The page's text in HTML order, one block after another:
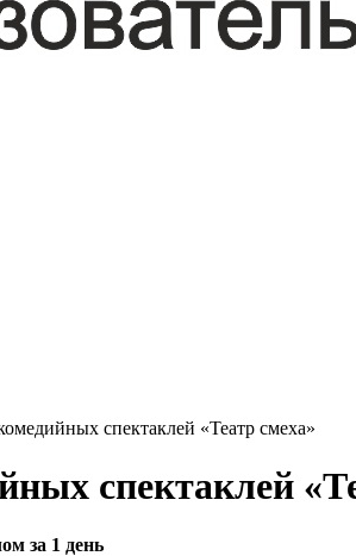
спектаклей «Театр смеха»
спектаклей
за 1 день